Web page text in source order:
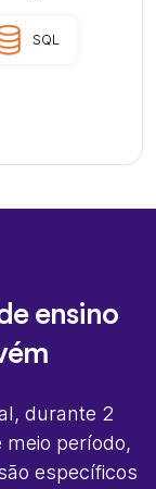
SQL
ensino
durante 2
período,
específicos